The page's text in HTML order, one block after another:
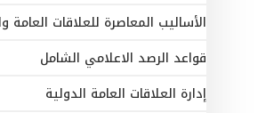
الأساليب المعاصرة للعلاقات العامة
قواعد الرصد الاعلامي الشامل
إدارة العلاقات العامة الدولية